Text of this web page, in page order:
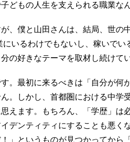
どもの人生を支えられる職業な
、僕と山田さんは、結局、世の
いるわけでもないし、稼いで
の好きなテーマを取材し続けてい
。最初に来るべきは「自分が何
。しかし、首都圏における中学
えます。もちろん、「学歴」は
デンティティにすることも悪く
」というものが見つかってから